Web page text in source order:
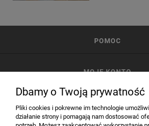
POMOC
MOJE KONTO
Dbamy o Twoją prywatność
Pliki cookies i pokrewne im technologie
działanie strony i pomagają nam dostosować